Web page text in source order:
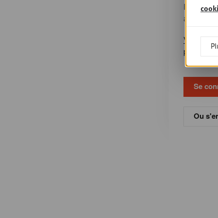
Entrez le
Vous
passe?
Ou